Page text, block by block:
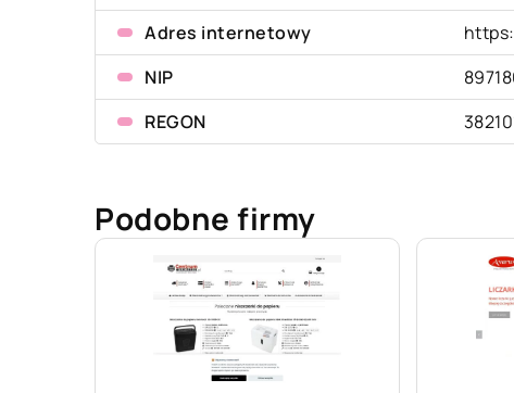
Adres internetowy
NIP
REGON
Podobne firmy